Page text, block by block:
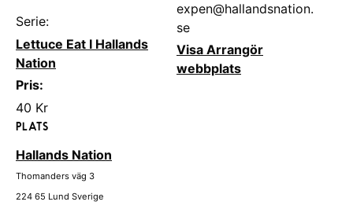
Serie:
Lettuce Eat I Hallands
Nation
Pris:
40 Kr
PLATS
Hallands Nation
Thomanders väg 3
224 65 Lund Sverige
expen@hallandsnation.
se
Visa Arrangör
webbplats